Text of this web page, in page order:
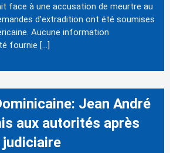
face à une accusation de meurtre au
d'extradition ont été soumises
Aucune information
fournie […]
Jean André
aux autorités après
judiciaire